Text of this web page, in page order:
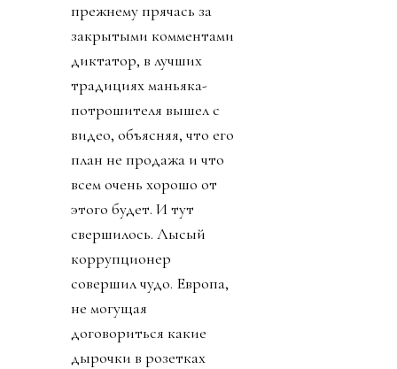
прежнему прячась за
закрытыми комментами
диктатор, в лучших
традициях маньяка-
потрошителя вышел с
видео, объясняя, что его
план не продажа и что
всем очень хорошо от
этого будет. И тут
свершилось. Лысый
коррупционер
совершил чудо. Европа,
не могущая
договориться какие
дырочки в розетках